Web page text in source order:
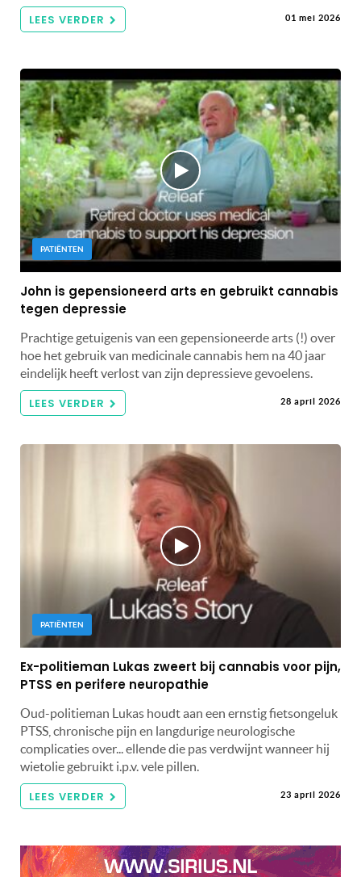
LEES VERDER 01 mei 2026
PATIËNTEN
John is gepensioneerd arts en gebruikt cannabis
tegen depressie
Prachtige getuigenis van een gepensioneerde arts (!) over
hoe het gebruik van medicinale cannabis hem na 40 jaar
eindelijk heeft verlost van zijn depressieve gevoelens.
LEES VERDER 28 april 2026
PATIËNTEN
Ex-politieman Lukas zweert bij cannabis voor pijn,
PTSS en perifere neuropathie
Oud-politieman Lukas houdt aan een ernstig fietsongeluk
PTSS, chronische pijn en langdurige neurologische
complicaties over... ellende die pas verdwijnt wanneer hij
wietolie gebruikt i.p.v. vele pillen.
LEES VERDER 23 april 2026